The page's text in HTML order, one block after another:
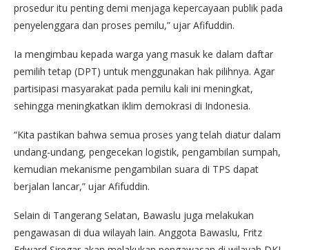
prosedur itu penting demi menjaga kepercayaan publik pada
penyelenggara dan proses pemilu,” ujar Afifuddin.
Ia mengimbau kepada warga yang masuk ke dalam daftar
pemilih tetap (DPT) untuk menggunakan hak pilihnya. Agar
partisipasi masyarakat pada pemilu kali ini meningkat,
sehingga meningkatkan iklim demokrasi di Indonesia.
“Kita pastikan bahwa semua proses yang telah diatur dalam
undang-undang, pengecekan logistik, pengambilan sumpah,
kemudian mekanisme pengambilan suara di TPS dapat
berjalan lancar,” ujar Afifuddin.
Selain di Tangerang Selatan, Bawaslu juga melakukan
pengawasan di dua wilayah lain. Anggota Bawaslu, Fritz